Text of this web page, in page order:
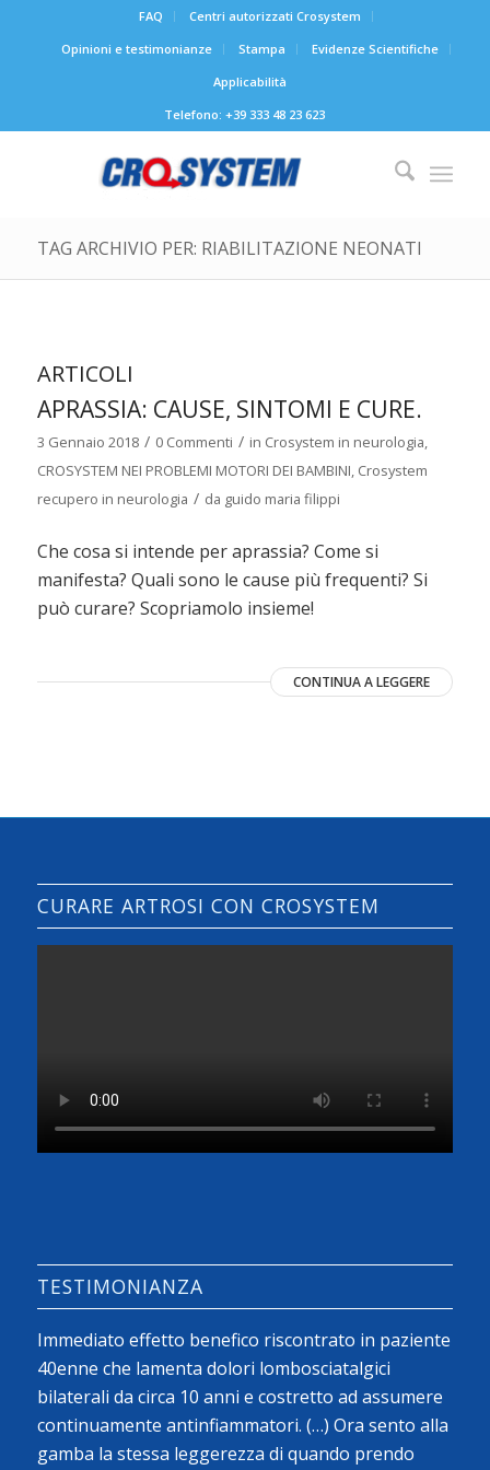
FAQ
Centri autorizzati Crosystem
Opinioni e testimonianze
Stampa
Evidenze Scientifiche
Applicabilità
Telefono: +39 333 48 23 623
TAG ARCHIVIO PER: RIABILITAZIONE NEONATI
ARTICOLI
APRASSIA: CAUSE, SINTOMI E CURE.
3 Gennaio 2018 / 0 Commenti / in Crosystem in neurologia,
CROSYSTEM NEI PROBLEMI MOTORI DEI BAMBINI, Crosystem
recupero in neurologia / da guido maria filippi
Che cosa si intende per aprassia? Come si
manifesta? Quali sono le cause più frequenti? Si
può curare? Scopriamolo insieme!
CONTINUA A LEGGERE
CURARE ARTROSI CON CROSYSTEM
TESTIMONIANZA
Immediato effetto benefico riscontrato in paziente
40enne che lamenta dolori lombosciatalgici
bilaterali da circa 10 anni e costretto ad assumere
continuamente antinfiammatori. (…) Ora sento alla
gamba la stessa leggerezza di quando prendo